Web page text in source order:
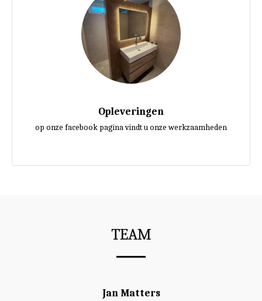
Opleveringen
op onze facebook pagina vindt u onze werkzaamheden
TEAM
Jan Matters